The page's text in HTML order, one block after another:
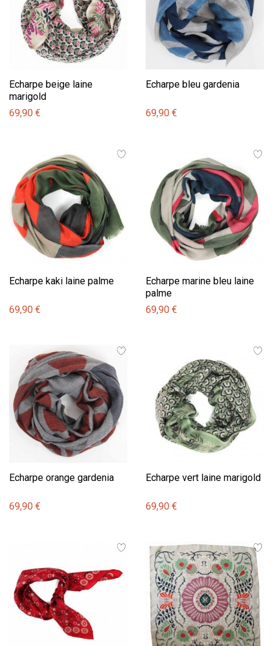
Echarpe beige laine
marigold
69,90 €
Echarpe bleu gardenia
69,90 €
Echarpe kaki laine palme
69,90 €
Echarpe marine bleu laine
palme
69,90 €
Echarpe orange gardenia
69,90 €
Echarpe vert laine marigold
69,90 €